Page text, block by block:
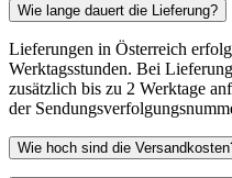
Wie lange dauert die Lieferung?
Lieferungen in Österreich
Werktagsstunden. Bei
zusätzlich bis zu 2 Werktage
der
Wie hoch sind die